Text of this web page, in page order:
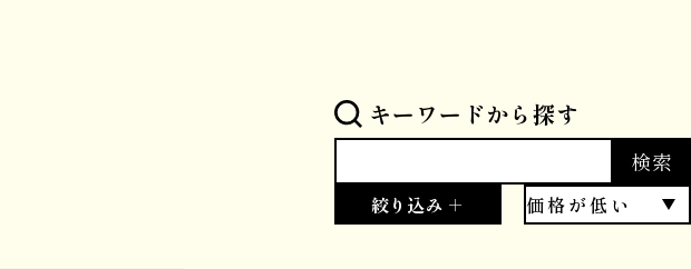
キーワードから探す
検索
絞り込み ＋